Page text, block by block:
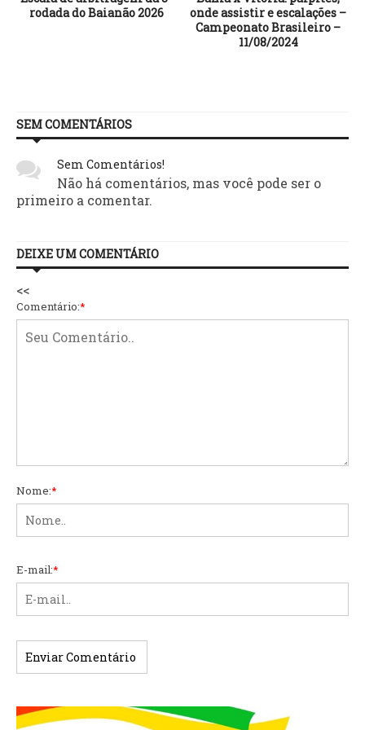
rodada do Baianão 2026
onde assistir e escalações –
Campeonato Brasileiro –
11/08/2024
SEM COMENTÁRIOS
Sem Comentários!
Não há comentários, mas você pode ser o
primeiro a comentar.
DEIXE UM COMENTÁRIO
<<
Comentário:*
Nome:*
E-mail:*